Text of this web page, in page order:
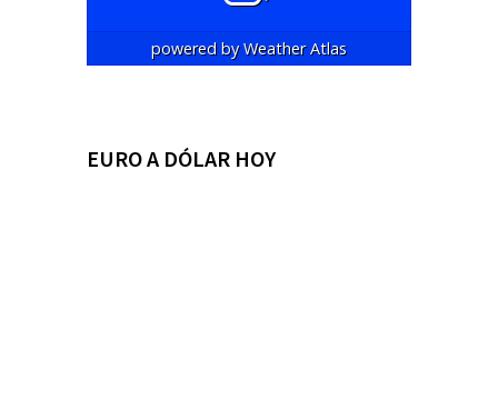
powered byWeather Atlas
EURO A DÓLAR HOY